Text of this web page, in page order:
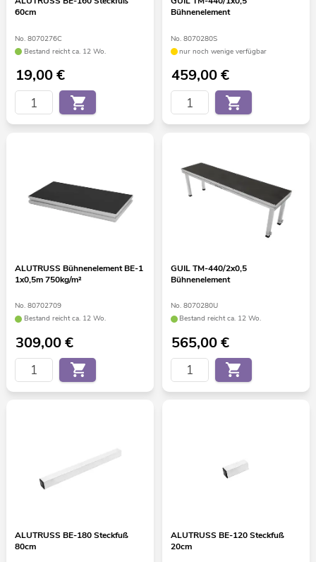
60cm
No. 8070276C
Bestand reicht ca. 12 Wo.
19,00€
Bühnenelement
No. 8070280S
nur noch wenige verfügbar
459,00€
ALUTRUSS Bühnenelement BE-1
1x0,5m 750kg/m²
No. 80702709
Bestand reicht ca. 12 Wo.
309,00€
GUIL TM-440/2x0,5
Bühnenelement
No. 8070280U
Bestand reicht ca. 12 Wo.
565,00€
ALUTRUSS BE-180 Steckfuß
80cm
ALUTRUSS BE-120 Steckfuß
20cm